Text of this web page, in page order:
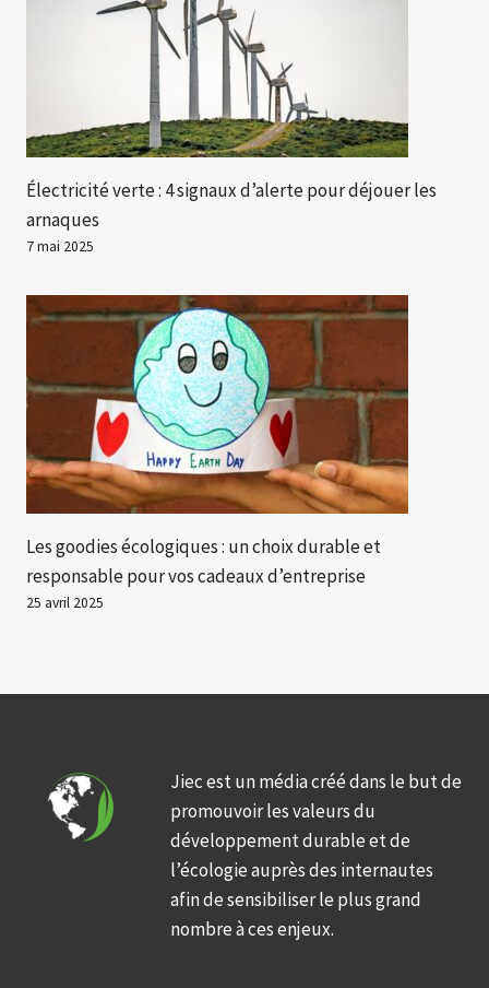
Électricité verte : 4 signaux d’alerte pour déjouer les
arnaques
7 mai 2025
Les goodies écologiques : un choix durable et
responsable pour vos cadeaux d’entreprise
25 avril 2025
Jiec est un média créé dans le but de
promouvoir les valeurs du
développement durable et de
l’écologie auprès des internautes
afin de sensibiliser le plus grand
nombre à ces enjeux.